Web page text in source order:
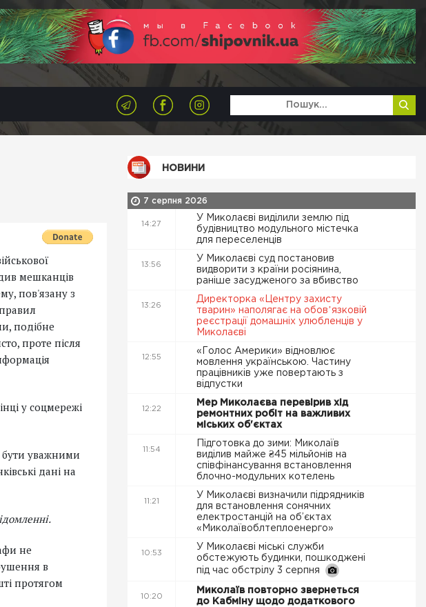
мешканців
пов'язану з
подібне
проте після
у соцмережі
бути уважними
дані на
не
в
протягом
НОВИНИ
7 серпня 2026
14:27
У Миколаєві виділили землю під
будівництво модульного містечка
для переселенців
13:56
У Миколаєві суд постановив
видворити з країни росіянина,
раніше засудженого за вбивство
13:26
Директорка «Центру захисту
тварин» наполягає на обовʼязковій
реєстрації домашніх улюбленців у
Миколаєві
12:55
«Голос Америки» відновлює
мовлення українською. Частину
працівників уже повертають з
відпустки
12:22
Мер Миколаєва перевірив хід
ремонтних робіт на важливих
міських об'єктах
11:54
Підготовка до зими: Миколаїв
виділив майже ₴45 мільйонів на
співфінансування встановлення
блочно-модульних котелень
11:21
У Миколаєві визначили підрядників
для встановлення сонячних
електростанцій на об’єктах
«Миколаївоблтеплоенерго»
10:53
У Миколаєві міські служби
обстежують будинки, пошкоджені
під час обстрілу 3 серпня
10:20
Миколаїв повторно звернеться
до Кабміну щодо додаткового